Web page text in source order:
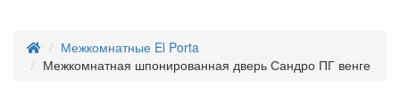
Межкомнатные El Porta
Межкомнатная шпонированная дверь Сандро ПГ венге